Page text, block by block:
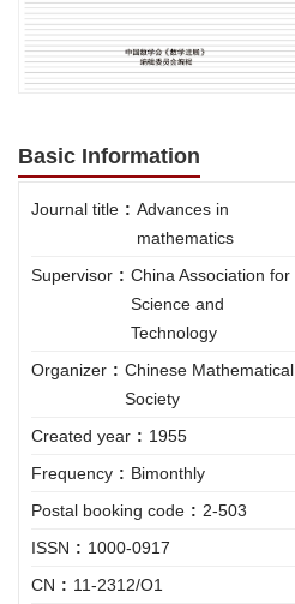
Basic Information
Journal title : Advances in
mathematics
Supervisor : China Association for
Science and
Technology
Organizer : Chinese Mathematical
Society
Created year : 1955
Frequency : Bimonthly
Postal booking code : 2-503
ISSN : 1000-0917
CN : 11-2312/O1